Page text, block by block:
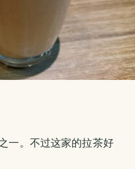
一。不过这家的拉茶好